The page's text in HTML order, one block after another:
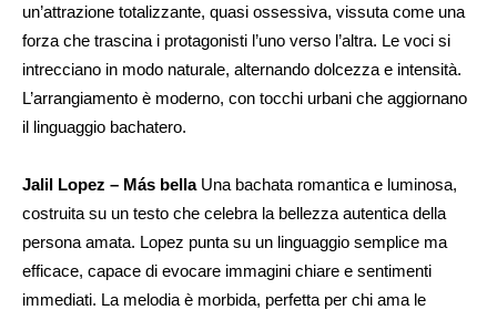
un’attrazione totalizzante, quasi ossessiva, vissuta come una
forza che trascina i protagonisti l’uno verso l’altra. Le voci si
intrecciano in modo naturale, alternando dolcezza e intensità.
L’arrangiamento è moderno, con tocchi urbani che aggiornano
il linguaggio bachatero.
Jalil Lopez – Más bellaUna bachata romantica e luminosa,
costruita su un testo che celebra la bellezza autentica della
persona amata. Lopez punta su un linguaggio semplice ma
efficace, capace di evocare immagini chiare e sentimenti
immediati. La melodia è morbida, perfetta per chi ama le